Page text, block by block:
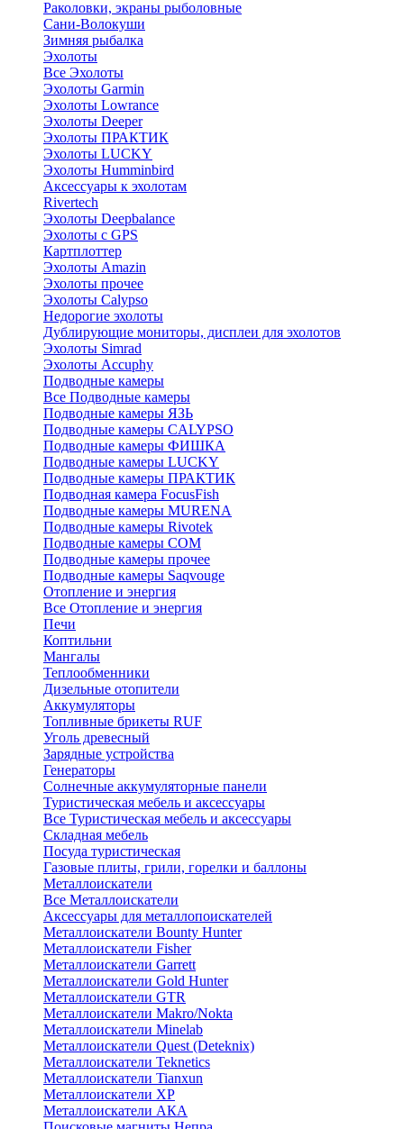
Раколовки, экраны рыболовные
Сани-Волокуши
Зимняя рыбалка
Эхолоты
Все Эхолоты
Эхолоты Garmin
Эхолоты Lowrance
Эхолоты Deeper
Эхолоты ПРАКТИК
Эхолоты LUCKY
Эхолоты Humminbird
Аксессуары к эхолотам
Rivertech
Эхолоты Deepbalance
Эхолоты с GPS
Картплоттер
Эхолоты Amazin
Эхолоты прочее
Эхолоты Calypso
Недорогие эхолоты
Дублирующие мониторы, дисплеи для эхолотов
Эхолоты Simrad
Эхолоты Accuphy
Подводные камеры
Все Подводные камеры
Подводные камеры ЯЗЬ
Подводные камеры CALYPSO
Подводные камеры ФИШКА
Подводные камеры LUCKY
Подводные камеры ПРАКТИК
Подводная камера FocusFish
Подводные камеры MURENA
Подводные камеры Rivotek
Подводные камеры СОМ
Подводные камеры прочее
Подводные камеры Saqvouge
Отопление и энергия
Все Отопление и энергия
Печи
Коптильни
Мангалы
Теплообменники
Дизельные отопители
Аккумуляторы
Топливные брикеты RUF
Уголь древесный
Зарядные устройства
Генераторы
Солнечные аккумуляторные панели
Туристическая мебель и аксессуары
Все Туристическая мебель и аксессуары
Складная мебель
Посуда туристическая
Газовые плиты, грили, горелки и баллоны
Металлоискатели
Все Металлоискатели
Аксессуары для металлопоискателей
Металлоискатели Bounty Hunter
Металлоискатели Fisher
Металлоискатели Garrett
Металлоискатели Gold Hunter
Металлоискатели GTR
Металлоискатели Makro/Nokta
Металлоискатели Minelab
Металлоискатели Quest (Deteknix)
Металлоискатели Teknetics
Металлоискатели Tianxun
Металлоискатели XP
Металлоискатели АКА